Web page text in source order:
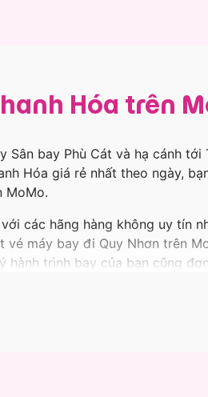
Hóa trên
Sân bay Phù Cát và hạ cánh tới
Hóa giá rẻ nhất theo ngày,
MoMo.
các hãng hàng không uy tín
vé máy bay đi Quy Nhơn trên
hành trình bay của bạn cũng